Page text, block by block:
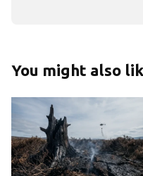
You might also